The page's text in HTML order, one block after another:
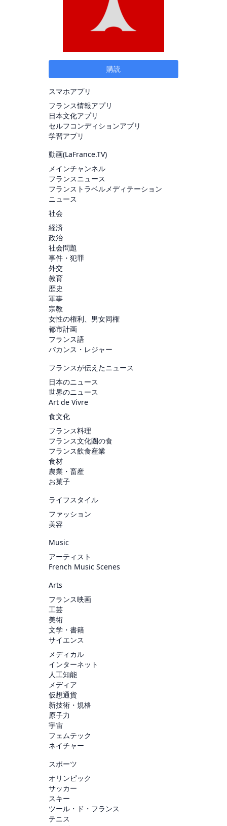
購読
スマホアプリ
フランス情報アプリ
日本文化アプリ
セルフコンディションアプリ
学習アプリ
動画(LaFrance.TV)
メインチャンネル
フランスニュース
フランストラベルメディテーション
ニュース
社会
経済
政治
社会問題
事件・犯罪
外交
教育
歴史
軍事
宗教
女性の権利、男女同権
都市計画
フランス語
バカンス・レジャー
フランスが伝えたニュース
日本のニュース
世界のニュース
Art de Vivre
食文化
フランス料理
フランス文化圏の食
フランス飲食産業
食材
農業・畜産
お菓子
ライフスタイル
ファッション
美容
Music
アーティスト
French Music Scenes
Arts
フランス映画
工芸
美術
文学・書籍
サイエンス
メディカル
インターネット
人工知能
メディア
仮想通貨
新技術・規格
原子力
宇宙
フェムテック
ネイチャー
スポーツ
オリンピック
サッカー
スキー
ツール・ド・フランス
テニス